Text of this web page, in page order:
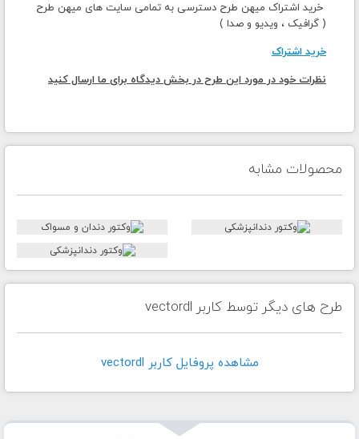
خرید اشتراک میهن طرح دسترسی به تمامی سایت های میهن طرح
( گرافیک ، ویدیو و صدا )
خرید اشتراک
نظرات خود در مورد این طرح در بخش دیدگاه برای ما ارسال کنید
محصولات مشابه
طرح های دیگر توسط کاربر vectordl
مشاهده پروفايل کاربر vectordl